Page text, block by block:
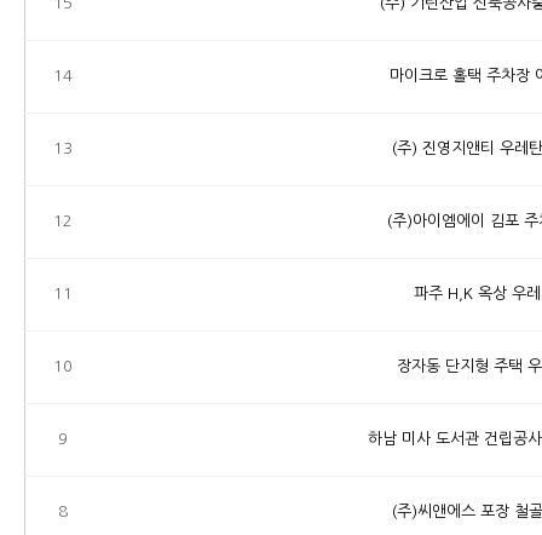
14 마이크로 홀택 주차장
13 (주) 진영지앤티 우레
12 (주)아이엠에이 김포
11 파주 H,K 옥상 우
10 장자동 단지형 주택
9 하남 미사 도서관 건립공
8 (주)씨앤에스 포장 철